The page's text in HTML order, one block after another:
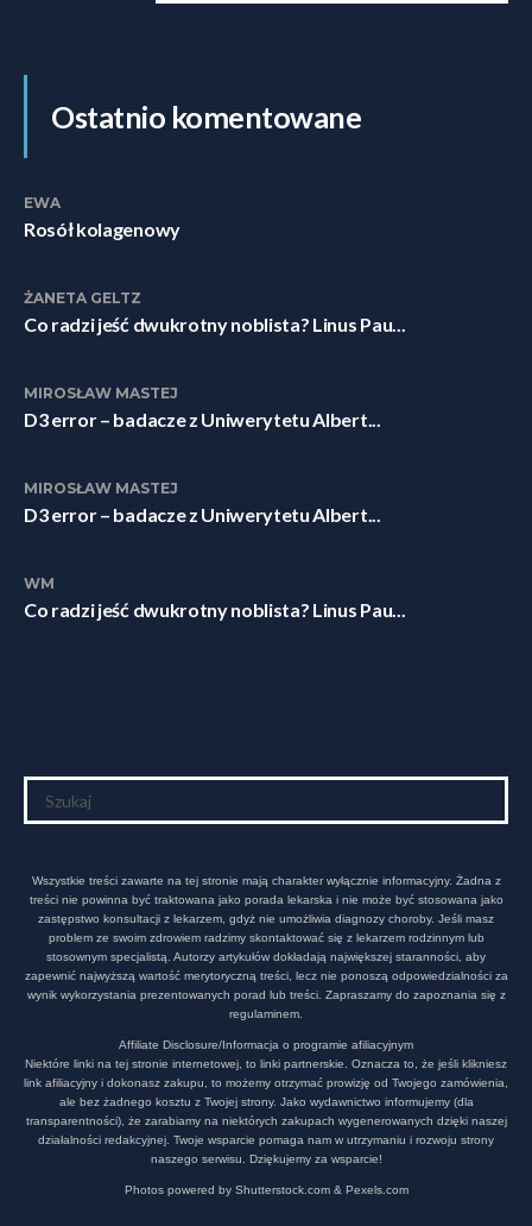
Ostatnio komentowane
EWA
Rosół kolagenowy
ŻANETA GELTZ
Co radzi jeść dwukrotny noblista? Linus Pau...
MIROSŁAW MASTEJ
D3 error – badacze z Uniwerytetu Albert...
MIROSŁAW MASTEJ
D3 error – badacze z Uniwerytetu Albert...
WM
Co radzi jeść dwukrotny noblista? Linus Pau...
Wszystkie treści zawarte na tej stronie mają charakter wyłącznie informacyjny. Żadna z
treści nie powinna być traktowana jako porada lekarska i nie może być stosowana jako
zastępstwo konsultacji z lekarzem, gdyż nie umożliwia diagnozy choroby. Jeśli masz
problem ze swoim zdrowiem radzimy skontaktować się z lekarzem rodzinnym lub
stosownym specjalistą. Autorzy artykułów dokładają największej staranności, aby
zapewnić najwyższą wartość merytoryczną treści, lecz nie ponoszą odpowiedzialności za
wynik wykorzystania prezentowanych porad lub treści. Zapraszamy do zapoznania się z
regulaminem.
Affiliate Disclosure/Informacja o programie afiliacyjnym
Niektóre linki na tej stronie internetowej, to linki partnerskie. Oznacza to, że jeśli klikniesz
link afiliacyjny i dokonasz zakupu, to możemy otrzymać prowizję od Twojego zamówienia,
ale bez żadnego kosztu z Twojej strony. Jako wydawnictwo informujemy (dla
transparentności), że zarabiamy na niektórych zakupach wygenerowanych dzięki naszej
działalności redakcyjnej. Twoje wsparcie pomaga nam w utrzymaniu i rozwoju strony
naszego serwisu. Dziękujemy za wsparcie!
Photos powered by Shutterstock.com & Pexels.com